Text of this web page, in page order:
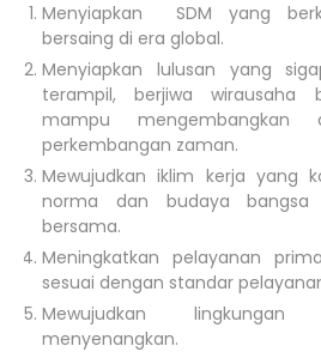
Menyiapkan SDM yang
bersaing di era global.
Menyiapkan lulusan yang
terampil, berjiwa wirausaha
mampu mengembangkan
perkembangan zaman.
Mewujudkan iklim kerja yang
norma dan budaya bangsa
bersama.
Meningkatkan pelayanan
sesuai dengan standar
Mewujudkan
menyenangkan.